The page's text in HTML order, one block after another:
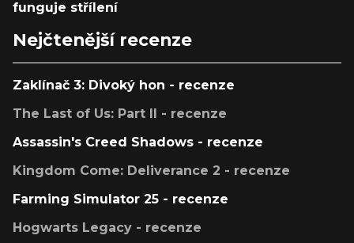
funguje střílení
Nejčtenější recenze
Zaklínač 3: Divoký hon - recenze
The Last of Us: Part II - recenze
Assassin's Creed Shadows - recenze
Kingdom Come: Deliverance 2 - recenze
Farming Simulator 25 - recenze
Hogwarts Legacy - recenze